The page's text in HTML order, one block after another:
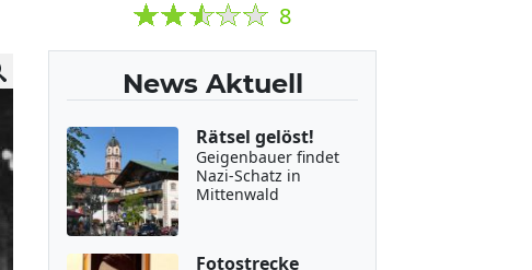
8
News Aktuell
Rätsel gelöst!
Geigenbauer findet
Nazi-Schatz in
Mittenwald
Fotostrecke